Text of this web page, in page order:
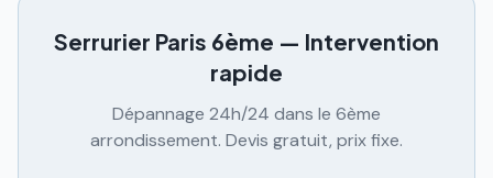
Serrurier Paris 6ème — Intervention
rapide
Dépannage 24h/24 dans le 6ème
arrondissement. Devis gratuit, prix fixe.